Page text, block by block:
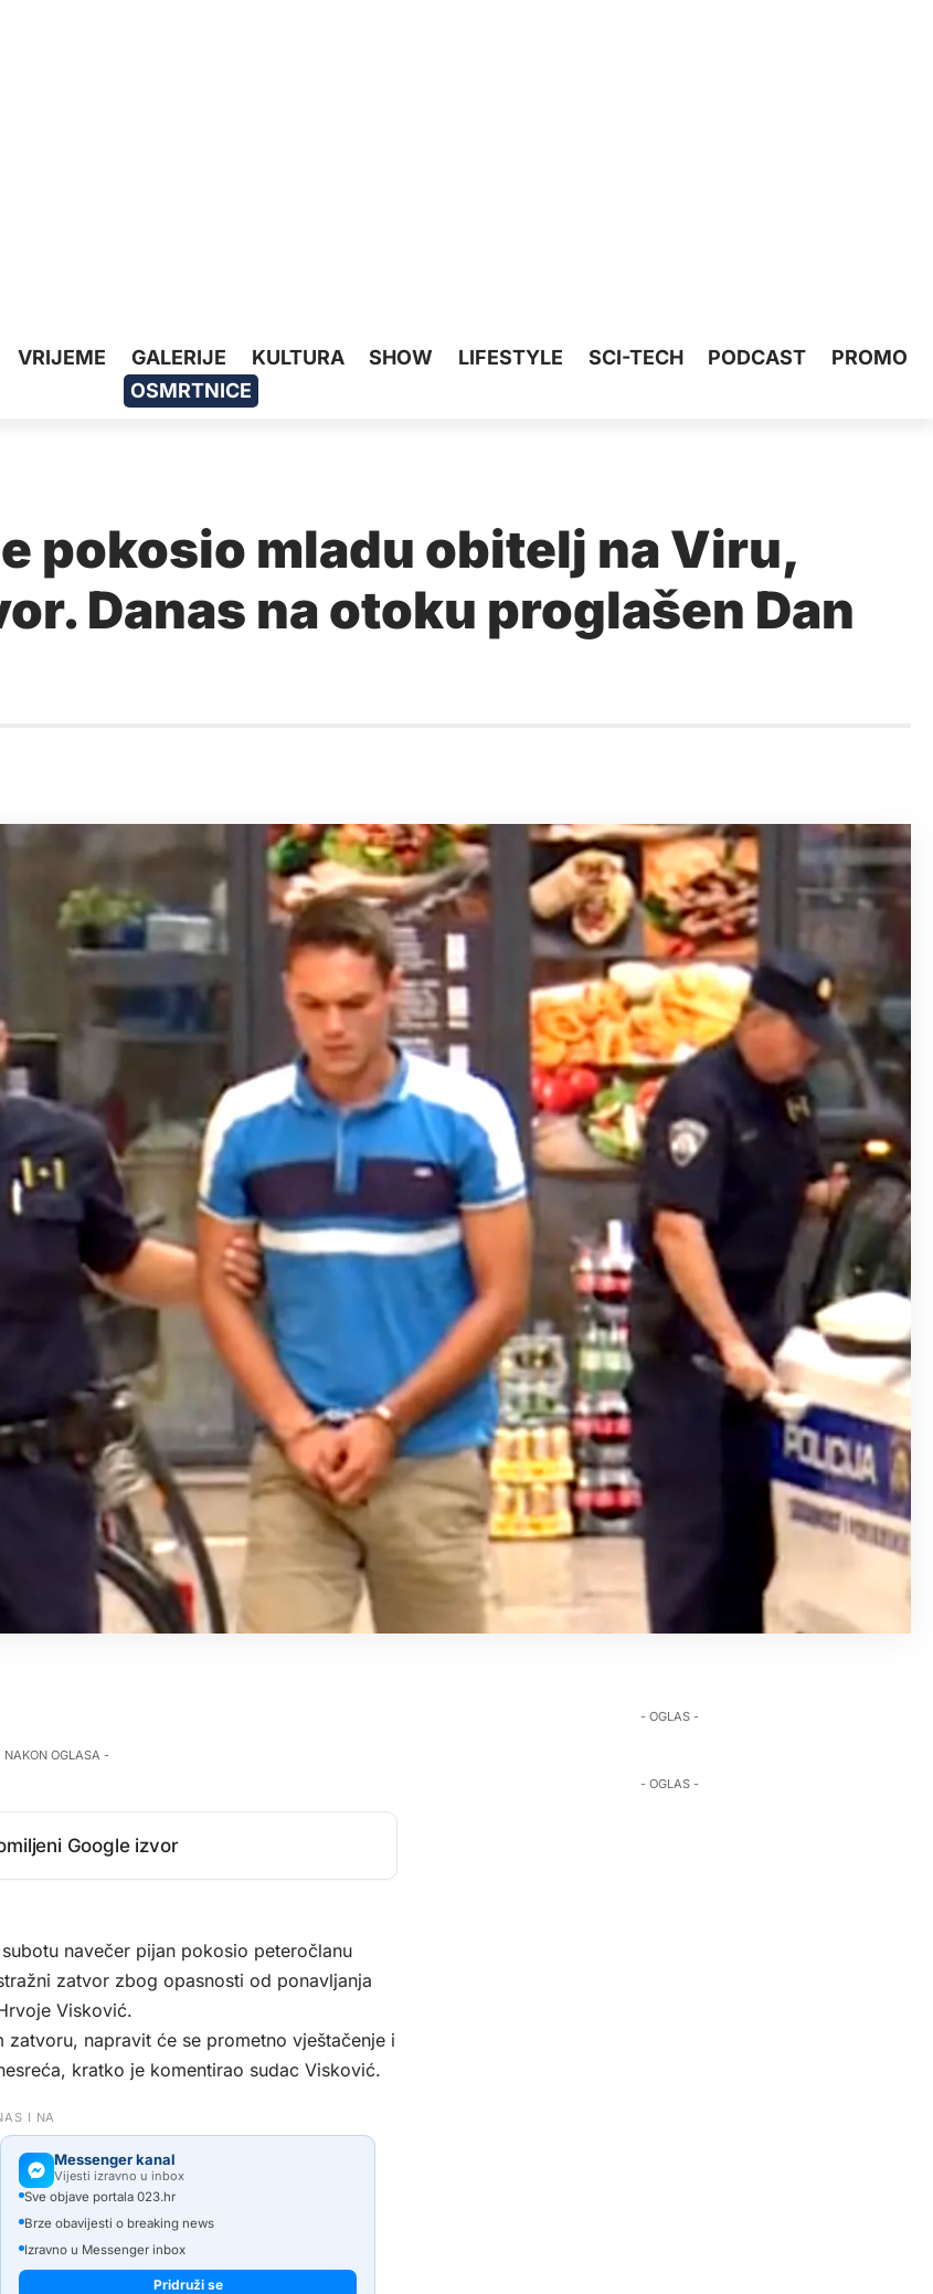
VRIJEME GALERIJE KULTURA SHOW LIFESTYLE SCI-TECH PODCAST
PROMO
OSMRTNICE
pokosio mladu obitelj na Viru,
Danas na otoku proglašen Dan
OGLASA -
Google izvor
navečer pijan pokosio peteročlanu
zatvor zbog opasnosti od ponavljanja
Visković.
napravit će se prometno vještačenje i
kratko je komentirao sudac Visković.
I NA
Messenger kanal
Vijesti izravno u inbox
Sve objave portala 023.hr
Brze obavijesti o breaking news
Izravno u Messenger inbox
Pridruži se
- OGLAS -
- OGLAS -